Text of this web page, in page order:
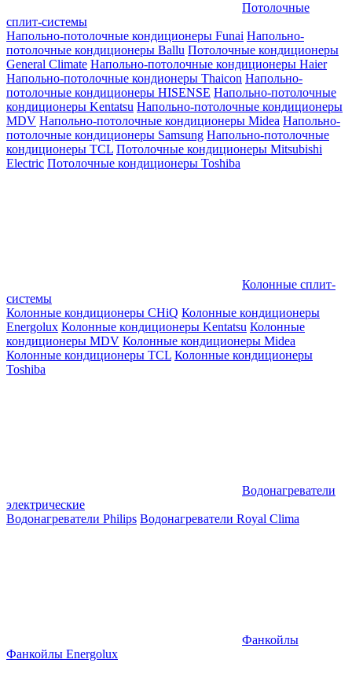
Потолочные
сплит-системы
Напольно-потолочные кондиционеры Funai Напольно-
потолочные кондиционеры Ballu Потолочные кондиционеры
General Climate Напольно-потолочные кондиционеры Haier
Напольно-потолочные кондионеры Thaicon Напольно-
потолочные кондиционеры HISENSE Напольно-потолочные
кондиционеры Kentatsu Напольно-потолочные кондиционеры
MDV Напольно-потолочные кондиционеры Midea Напольно-
потолочные кондиционеры Samsung Напольно-потолочные
кондиционеры TCL Потолочные кондиционеры Mitsubishi
Electric Потолочные кондиционеры Toshiba
Колонные сплит-
системы
Колонные кондиционеры CHiQ Колонные кондиционеры
Energolux Колонные кондиционеры Kentatsu Колонные
кондиционеры MDV Колонные кондиционеры Midea
Колонные кондиционеры TCL Колонные кондиционеры
Toshiba
Водонагреватели
электрические
Водонагреватели Philips Водонагреватели Royal Clima
Фанкойлы
Фанкойлы Energolux